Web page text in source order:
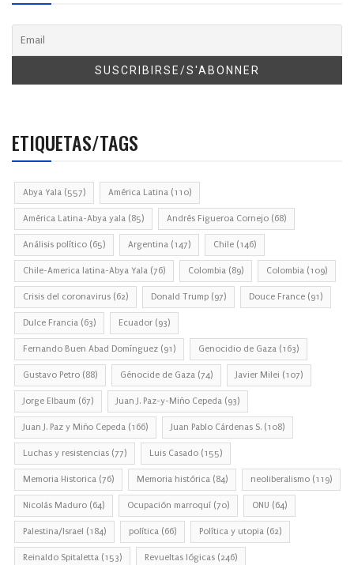
ETIQUETAS/TAGS
Abya Yala (557) América Latina (110)
América Latina-Abya yala (85) Andrés Figueroa Cornejo (68)
Análisis político (65) Argentina (147) Chile (146)
Chile-America latina-Abya Yala (76) Colombia (89) Colombia (109)
Crisis del coronavirus (62) Donald Trump (97) Douce France (91)
Dulce Francia (63) Ecuador (93)
Fernando Buen Abad Domínguez (91) Genocidio de Gaza (163)
Gustavo Petro (88) Génocide de Gaza (74) Javier Milei (107)
Jorge Elbaum (67) Juan J. Paz-y-Miño Cepeda (93)
Juan J. Paz y Miño Cepeda (166) Juan Pablo Cárdenas S. (108)
Luchas y resistencias (77) Luis Casado (155)
Memoria Historica (76) Memoria histórica (84) neoliberalismo (119)
Nicolás Maduro (64) Ocupación marroquí (70) ONU (64)
Palestina/Israel (184) política (66) Política y utopia (62)
Reinaldo Spitaletta (153) Revueltas lógicas (246)